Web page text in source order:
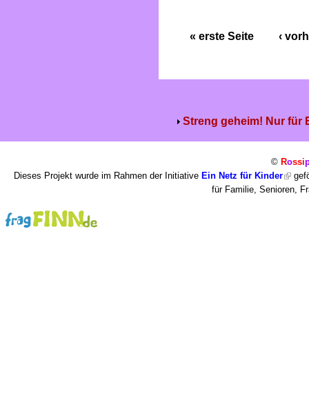
« erste Seite ‹
Streng geheim! Nur für
© Rossi
Dieses Projekt wurde im Rahmen der Initiative Ein Netz für Kinder
für Familie, Senioren,